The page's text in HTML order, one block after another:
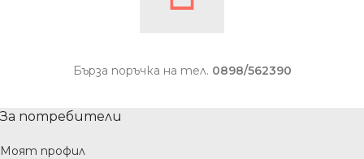
Бърза поръчка на тел. 0898/562390
За потребители
Моят профил